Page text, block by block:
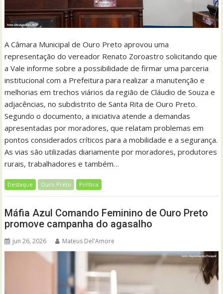
A Câmara Municipal de Ouro Preto aprovou uma
representação do vereador Renato Zoroastro solicitando que
a Vale informe sobre a possibilidade de firmar uma parceria
institucional com a Prefeitura para realizar a manutenção e
melhorias em trechos viários da região de Cláudio de Souza e
adjacências, no subdistrito de Santa Rita de Ouro Preto.
Segundo o documento, a iniciativa atende a demandas
apresentadas por moradores, que relatam problemas em
pontos considerados críticos para a mobilidade e a segurança.
As vias são utilizadas diariamente por moradores, produtores
rurais, trabalhadores e também…
Destaque Ouro Preto Política
Máfia Azul Comando Feminino de Ouro Preto
promove campanha do agasalho
jun 26, 2026 Mateus Del'Amore